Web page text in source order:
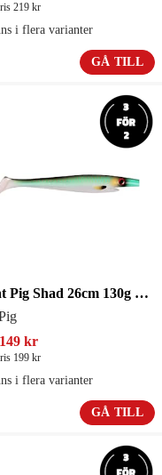
219 kr
i flera varianter
GÅ TILL
Giant Pig Shad 26cm 130g 1-pack Gäddjigg
149 kr
199 kr
i flera varianter
GÅ TILL